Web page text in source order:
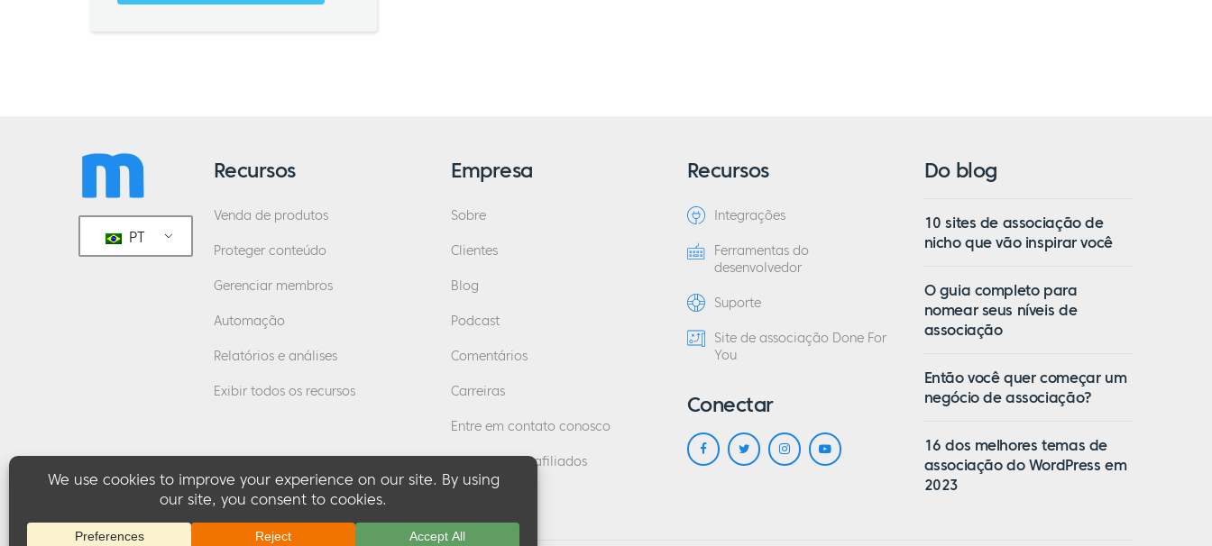
PT
Recursos
Venda de produtos
Proteger conteúdo
Gerenciar membros
Automação
Relatórios e análises
Exibir todos os recursos
Empresa
Sobre
Clientes
Blog
Podcast
Comentários
Carreiras
Entre em contato conosco
Programa de afiliados
Recursos
Integrações
Ferramentas do
desenvolvedor
Suporte
Site de associação Done For
You
Conectar
Do blog
10 sites de associação de
nicho que vão inspirar você
O guia completo para
nomear seus níveis de
associação
Então você quer começar um
negócio de associação?
16 dos melhores temas de
associação do WordPress em
2023